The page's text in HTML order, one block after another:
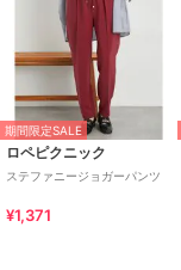
期間限定SALE
ロペピクニック
ステファニージョガーパンツ
¥1,371